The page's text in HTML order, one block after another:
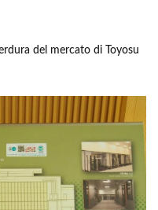
del mercato di Toyosu